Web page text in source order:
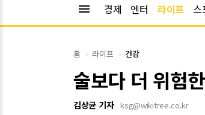
menu 경제 엔터 라이프 스
홈 라이프 건강
술보다 더 위험
김상균 기자 ksg@wikitree.co.kr